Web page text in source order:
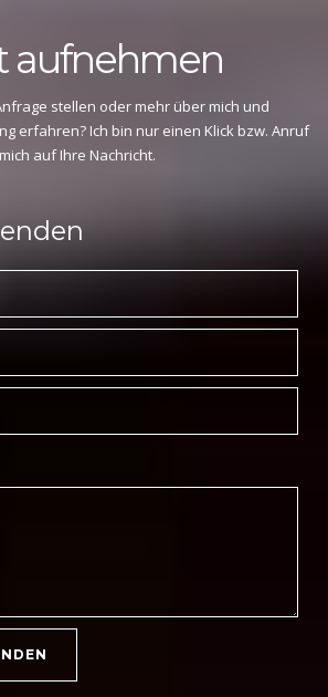
aufnehmen
stellen oder mehr über mich und
erfahren? Ich bin nur einen Klick bzw. Anruf
auf Ihre Nachricht.